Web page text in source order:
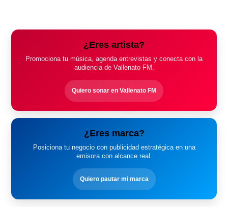
¿Eres artista?
Promociona tu música, agenda entrevistas y conecta con la
audiencia de Vallenato FM.
Quiero sonar en Vallenato FM
¿Eres marca?
Posiciona tu negocio con publicidad estratégica en una
emisora con alcance real.
Quiero pautar mi marca